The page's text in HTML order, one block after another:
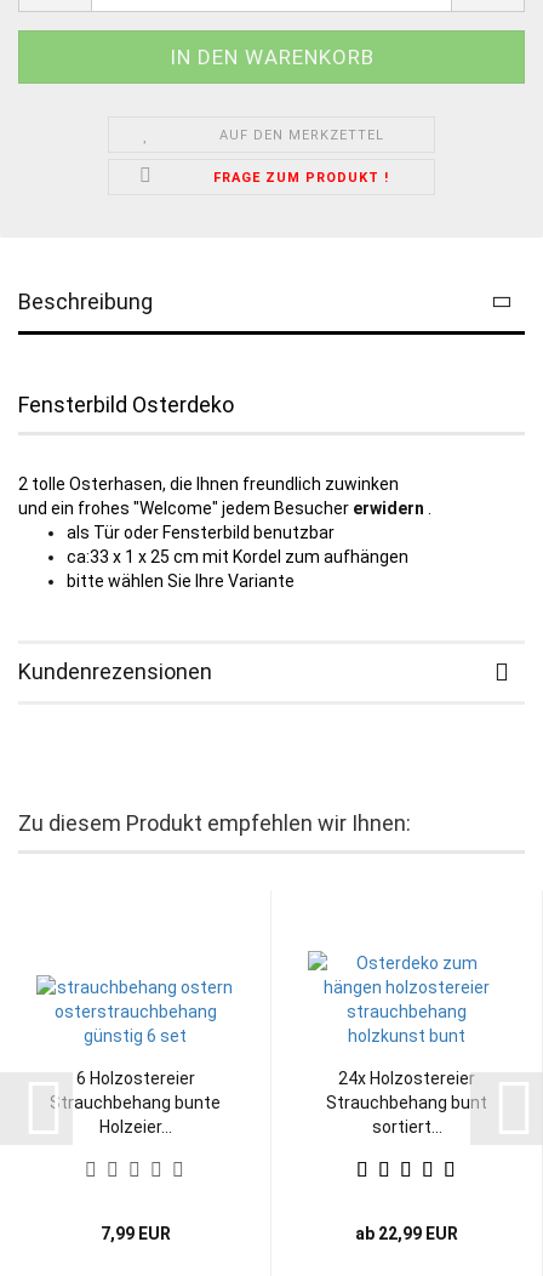
AUF DEN MERKZETTEL
FRAGE ZUM PRODUKT !
Beschreibung
Fensterbild Osterdeko
2 tolle Osterhasen, die Ihnen freundlich zuwinken
und ein frohes "Welcome" jedem Besucher erwidern .
als Tür oder Fensterbild benutzbar
ca:33 x 1 x 25 cm mit Kordel zum aufhängen
bitte wählen Sie Ihre Variante
Kundenrezensionen
Zu diesem Produkt empfehlen wir Ihnen:
6 Holzostereier
Strauchbehang bunte
Holzeier...
7,99 EUR
24x Holzostereier
Strauchbehang bunt
sortiert...
ab 22,99 EUR